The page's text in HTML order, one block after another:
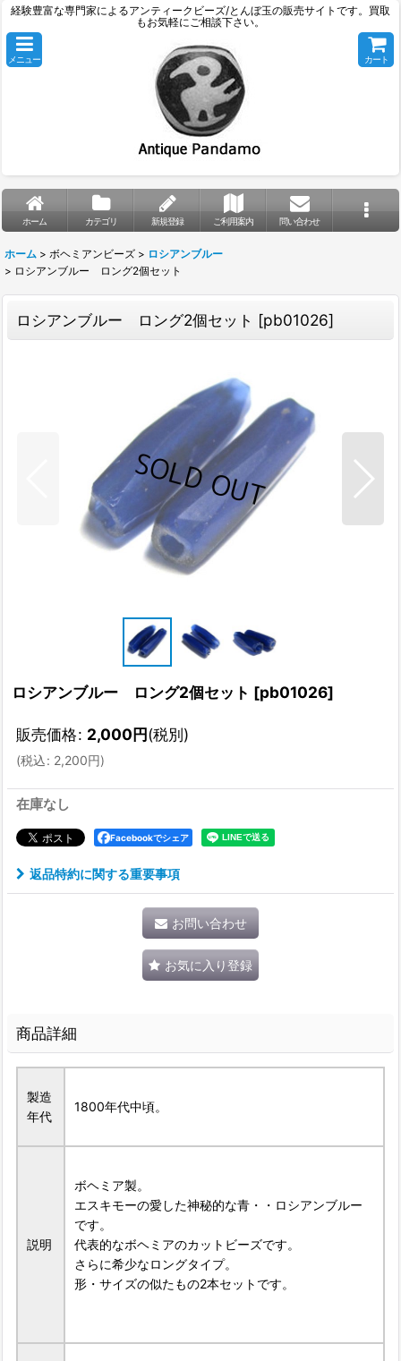
経験豊富な専門家によるアンティークビーズ/とんぼ玉の販売サイトです。買取
もお気軽にご相談下さい。
メニュー カート
ホーム カテゴリ 新規登録 ご利用案内 問い合わせ
ホーム > ボヘミアンビーズ > ロシアンブルー
> ロシアンブルー ロング2個セット
ロシアンブルー ロング2個セット [pb01026]
ロシアンブルー ロング2個セット [pb01026]
販売価格: 2,000円(税別)
(税込: 2,200円)
在庫なし
Facebookでシェア
返品特約に関する重要事項
お問い合わせ
お気に入り登録
商品詳細
製造
年代
1800年代中頃。
説明
ボヘミア製。
エスキモーの愛した神秘的な青・・ロシアンブルー
です。
代表的なボヘミアのカットビーズです。
さらに希少なロングタイプ。
形・サイズの似たもの2本セットです。